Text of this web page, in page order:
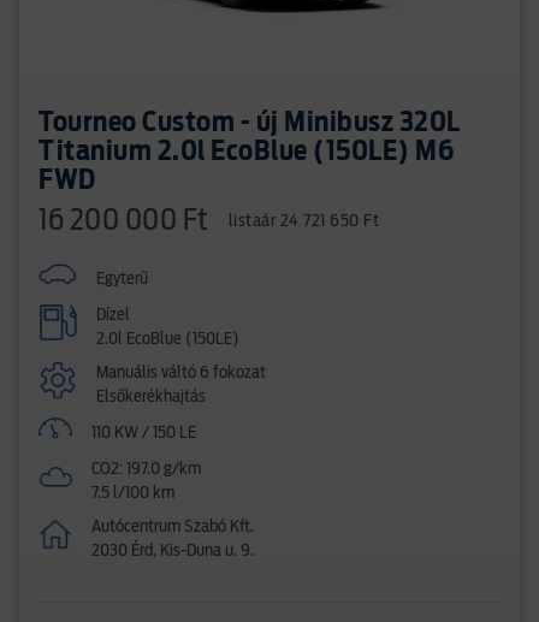
Tourneo Custom - új Minibusz 320L
Titanium 2.0l EcoBlue (150LE) M6
FWD
16 200 000 Ft listaár 24 721 650 Ft
Egyterű
Dízel
2.0l EcoBlue (150LE)
Manuális váltó 6 fokozat
Elsőkerékhajtás
110 KW / 150 LE
CO2: 197.0 g/km
7.5 l/100 km
Autócentrum Szabó Kft.
2030 Érd, Kis-Duna u. 9.